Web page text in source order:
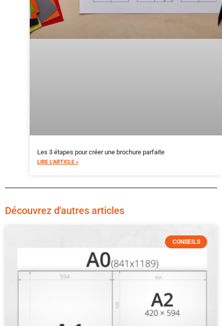
Les 3 étapes pour créer une brochure parfaite
LIRE L'ARTICLE »
Découvrez d'autres articles
CONSEILS